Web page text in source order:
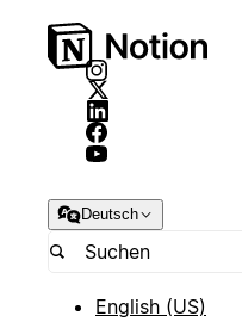
Deutsch
English (US)